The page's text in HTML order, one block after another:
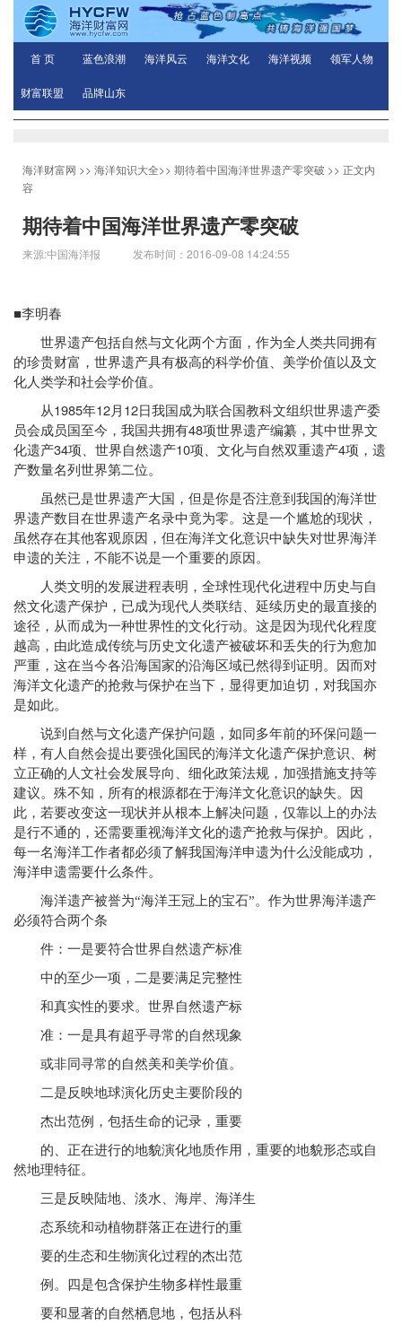
首 页 蓝色浪潮 海洋风云 海洋文化 海洋视频 领军人物
财富联盟 品牌山东
海洋财富网 >> 海洋知识大全>> 期待着中国海洋世界遗产零突破 >> 正文内
容
期待着中国海洋世界遗产零突破
来源:中国海洋报 发布时间：2016-09-08 14:24:55
■李明春
世界遗产包括自然与文化两个方面，作为全人类共同拥有
的珍贵财富，世界遗产具有极高的科学价值、美学价值以及文
化人类学和社会学价值。
从1985年12月 12日我国成为联合国教科文组织世界遗产委
员会成员国至今，我国共拥有48项世界遗产编纂，其中世界文
化遗产34项、世界自然遗产10项、文化与自然双重遗产4项，遗
产数量名列世界第二位。
虽然已是世界遗产大国，但是你是否注意到我国的海洋世
界遗产数目在世界遗产名录中竟为零。这是一个尴尬的现状，
虽然存在其他客观原因，但在海洋文化意识中缺失对世界海洋
申遗的关注，不能不说是一个重要的原因。
人类文明的发展进程表明，全球性现代化进程中历史与自
然文化遗产保护，已成为现代人类联结、延续历史的最直接的
途径，从而成为一种世界性的文化行动。这是因为现代化程度
越高，由此造成传统与历史文化遗产被破坏和丢失的行为愈加
严重，这在当今各沿海国家的沿海区域已然得到证明。因而对
海洋文化遗产的抢救与保护在当下，显得更加迫切，对我国亦
是如此。
说到自然与文化遗产保护问题，如同多年前的环保问题一
样，有人自然会提出要强化国民的海洋文化遗产保护意识、树
立正确的人文社会发展导向、细化政策法规，加强措施支持等
建议。殊不知，所有的根源都在于海洋文化意识的缺失。因
此，若要改变这一现状并从根本上解决问题，仅靠以上的办法
是行不通的，还需要重视海洋文化的遗产抢救与保护。因此，
每一名海洋工作者都必须了解我国海洋申遗为什么没能成功，
海洋申遗需要什么条件。
海洋遗产被誉为“海洋王冠上的宝石”。作为世界海洋遗产
必须符合两个条
件：一是要符合世界自然遗产标准
中的至少一项，二是要满足完整性
和真实性的要求。世界自然遗产标
准：一是具有超乎寻常的自然现象
或非同寻常的自然美和美学价值。
二是反映地球演化历史主要阶段的
杰出范例，包括生命的记录，重要
的、正在进行的地貌演化地质作用，重要的地貌形态或自
然地理特征。
三是反映陆地、淡水、海岸、海洋生
态系统和动植物群落正在进行的重
要的生态和生物演化过程的杰出范
例。四是包含保护生物多样性最重
要和显著的自然栖息地，包括从科